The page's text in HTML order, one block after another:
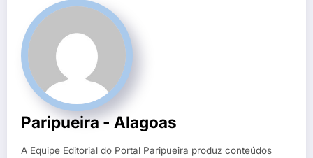
Paripueira - Alagoas
A Equipe Editorial do Portal Paripueira produz conteúdos